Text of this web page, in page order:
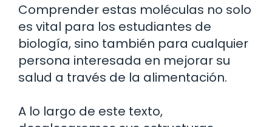
Comprender estas moléculas no solo
es vital para los estudiantes de
biología, sino también para cualquier
persona interesada en mejorar su
salud a través de la alimentación.
A lo largo de este texto,